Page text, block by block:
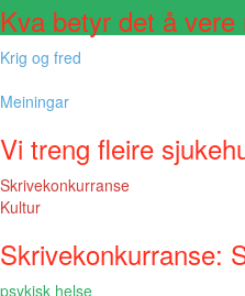
Kva betyr det å
Krig og fred
Meiningar
Vi treng fleire
Skrivekonkurranse
Kultur
Skrivekonkurranse:
psykisk helse